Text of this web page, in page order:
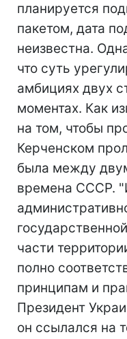
планируется
пакетом, дата
неизвестна.
что суть
амбициях двух
моментах. Как
на том, чтобы
Керченском
была между
времена СССР.
части
полно
принципам и
Президент
он ссылался на